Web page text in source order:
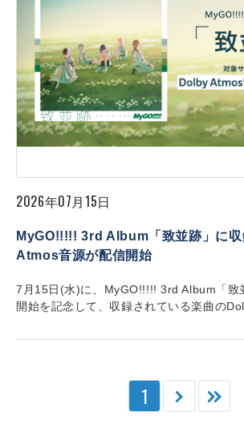
2026年07月15日
MyGO!!!!! 3rd Album「致並跡」に
Atmos音源が配信開始
7月15日(水)に、MyGO!!!!! 3rd Album「致
開始を記念して、収録されている楽曲の
1